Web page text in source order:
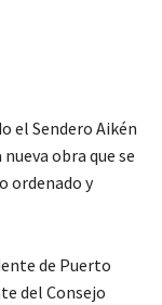
el Sendero Aikén
obra que se
ordenado y
de Puerto
del Consejo